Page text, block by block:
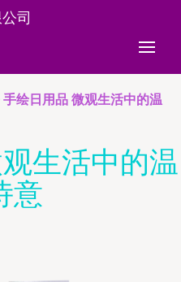
司
手绘日用品 微观生活中的温
生活中的温
意